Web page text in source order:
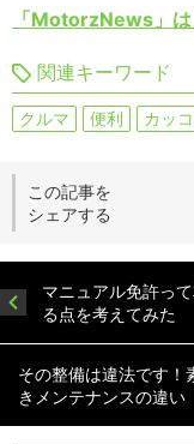
「MotorzNews」は
関連キーワード
クルマ 便利 カッ
この記事を
シェアする
マニュアル免許っ
る点を考えてみた
その整備は違法です！
きメンテナンスの違い